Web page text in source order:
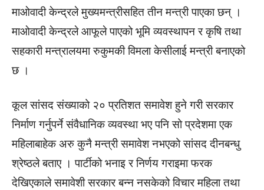
माओवादी केन्द्रले मुख्यमन्त्रीसहित तीन मन्त्री पाएका छन् ।
माओवादी केन्द्रले आफूले पाएको भूमि व्यवस्थापन र कृषि तथा
सहकारी मन्त्रालयमा रुकुमकी विमला केसीलाई मन्त्री बनाएको
छ ।
कूल सांसद संख्याको २० प्रतिशत समावेश हुने गरी सरकार
निर्माण गर्नुपर्ने संवैधानिक व्यवस्था भए पनि सो प्रदेशमा एक
महिलाबाहेक अरु कुनै मन्त्री समावेश नभएको सांसद दीनबन्धु
श्रेष्ठले बताए । पार्टीको भनाइ र निर्णय गराइमा फरक
देखिएकाले समावेशी सरकार बन्न नसकेको विचार महिला तथा